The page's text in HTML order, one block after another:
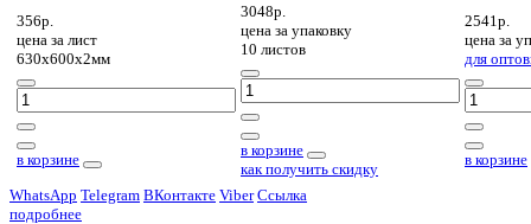
356р.
цена за лист
630х600х2мм
в корзине
3048р.
цена за упаковку
10 листов
в корзине
как получить скидку
2541р.
цена за
для
в корзине
WhatsApp Telegram ВКонтакте Viber Ссылка
подробнее